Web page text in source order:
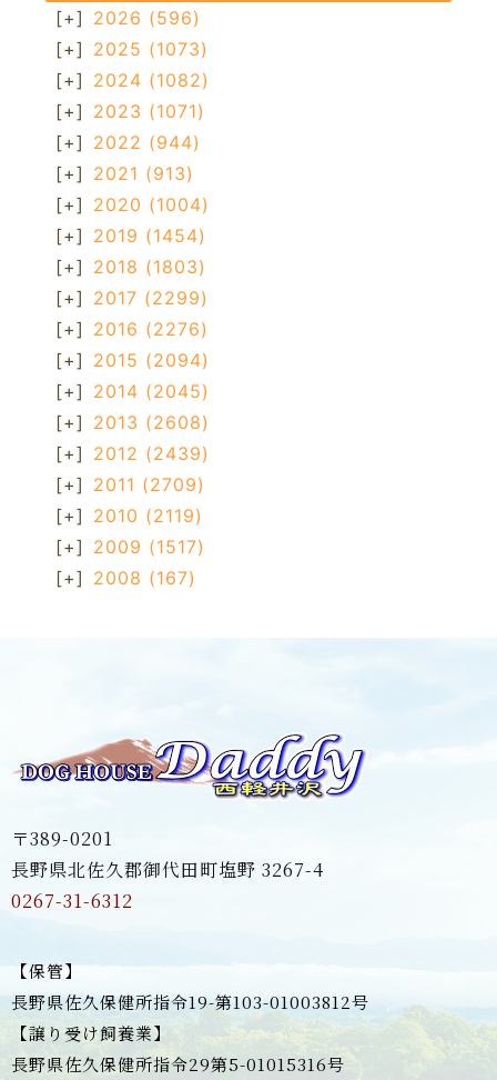
[+] 2026 (596)
[+] 2025 (1073)
[+] 2024 (1082)
[+] 2023 (1071)
[+] 2022 (944)
[+] 2021 (913)
[+] 2020 (1004)
[+] 2019 (1454)
[+] 2018 (1803)
[+] 2017 (2299)
[+] 2016 (2276)
[+] 2015 (2094)
[+] 2014 (2045)
[+] 2013 (2608)
[+] 2012 (2439)
[+] 2011 (2709)
[+] 2010 (2119)
[+] 2009 (1517)
[+] 2008 (167)
〒389-0201
長野県北佐久郡御代田町塩野 3267-4
0267-31-6312
【保管】
長野県佐久保健所指令19-第103-01003812号
【譲り受け飼養業】
長野県佐久保健所指令29第5-01015316号